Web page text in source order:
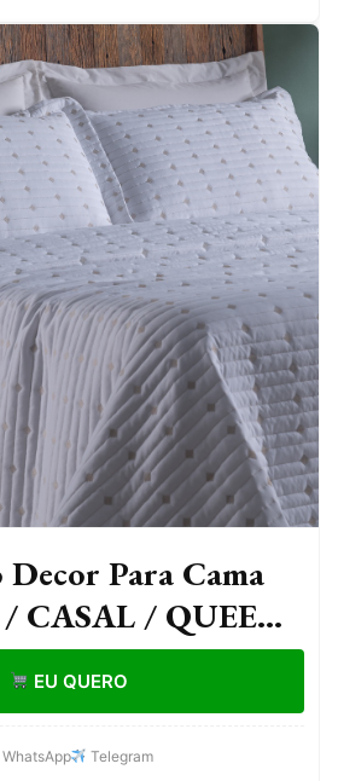
Para Cama
CASAL / QUEEN
Percal 200 Fios
EU QUERO
WhatsApp Telegram